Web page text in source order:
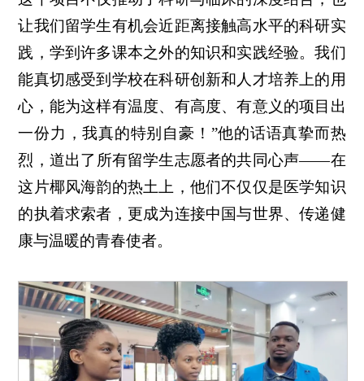
让我们留学生有机会近距离接触高水平的科研实
践，学到许多课本之外的知识和实践经验。我们
能真切感受到学校在科研创新和人才培养上的用
心，能为这样有温度、有高度、有意义的项目出
一份力，我真的特别自豪！”他的话语真挚而热
烈，道出了所有留学生志愿者的共同心声——在
这片椰风海韵的热土上，他们不仅仅是医学知识
的执着求索者，更成为连接中国与世界、传递健
康与温暖的青春使者。